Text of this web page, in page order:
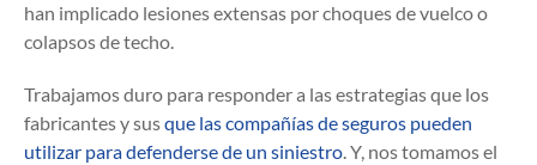
han implicado lesiones extensas por choques de vuelco o
colapsos de techo.
Trabajamos duro para responder a las estrategias que los
fabricantes y susque las compañías de seguros pueden
utilizar para defenderse de un siniestro. Y, nos tomamos el